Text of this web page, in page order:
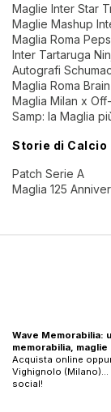
Maglie Inter Star
Maglie Mashup
Maglia Roma
Inter Tartaruga
Autografi
Maglia Roma
Maglia Milan x
Samp: la Maglia
Storie di Calcio
Patch Serie A
Maglia 125
Wave Memorabilia:
memorabilia,
Acquista online
Vighignolo
social!